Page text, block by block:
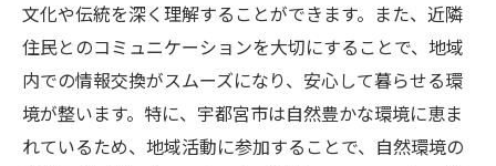
文化や伝統を深く理解することができます。また、近隣
住民とのコミュニケーションを大切にすることで、地域
内での情報交換がスムーズになり、安心して暮らせる環
境が整います。特に、宇都宮市は自然豊かな環境に恵ま
れているため、地域活動に参加することで、自然環境の